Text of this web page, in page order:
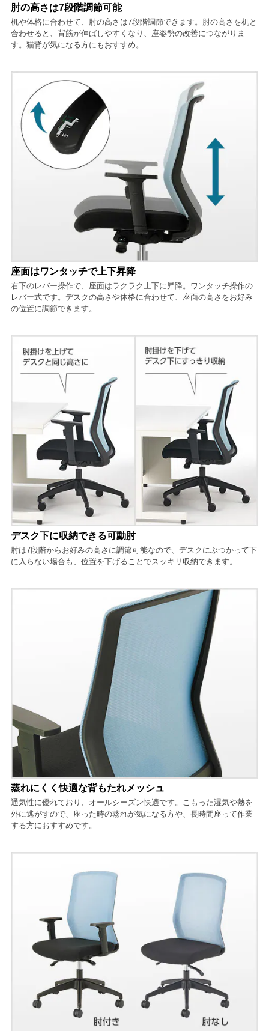
肘の高さは7段階調節可能
机や体格に合わせて、肘の高さは7段階調節できます。肘の高さを机と
合わせると、背筋が伸ばしやすくなり、座姿勢の改善につながりま
す。猫背が気になる方にもおすすめ。
座面はワンタッチで上下昇降
右下のレバー操作で、座面はラクラク上下に昇降。ワンタッチ操作の
レバー式です。デスクの高さや体格に合わせて、座面の高さをお好み
の位置に調節できます。
デスク下に収納できる可動肘
肘は7段階からお好みの高さに調節可能なので、デスクにぶつかって下
に入らない場合も、位置を下げることでスッキリ収納できます。
蒸れにくく快適な背もたれメッシュ
通気性に優れており、オールシーズン快適です。こもった湿気や熱を
外に逃がすので、座った時の蒸れが気になる方や、長時間座って作業
する方におすすめです。